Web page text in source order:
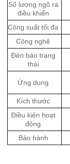
Số lượng ngõ ra
điều khiển
Công suất tối đa
Công nghệ
Đèn báo trạng
thái
Ứng dụng
Kích thước
Điều kiện hoạt
động
Bảo hành